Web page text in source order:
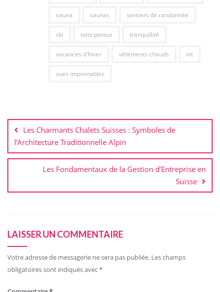
sauna saunas sentiers de randonnée
ski toits pentus tranquillité
vacances d'hiver vêtements chauds vtt
vues imprenables
de
l’article
Les Charmants Chalets Suisses : Symboles de
l’Architecture Traditionnelle Alpin
Les Fondamentaux de la Gestion d’Entreprise en
Suisse
LAISSER UN COMMENTAIRE
Votre adresse de messagerie ne sera pas publiée. Les champs
obligatoires sont indiqués avec*